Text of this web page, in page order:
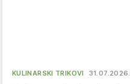
KULINARSKI TRIKOVI 31.07.2026.